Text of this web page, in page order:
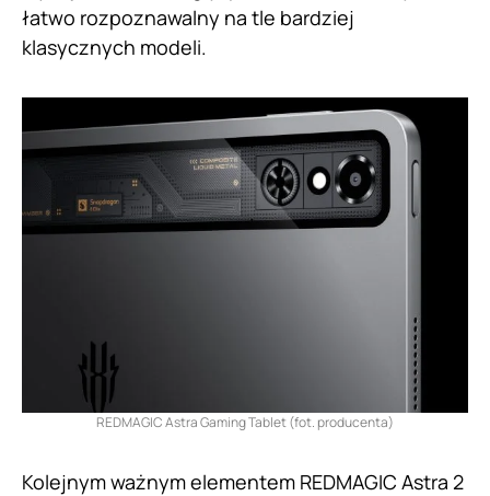
łatwo rozpoznawalny na tle bardziej
klasycznych modeli.
REDMAGIC Astra Gaming Tablet (fot. producenta)
Kolejnym ważnym elementem REDMAGIC Astra 2